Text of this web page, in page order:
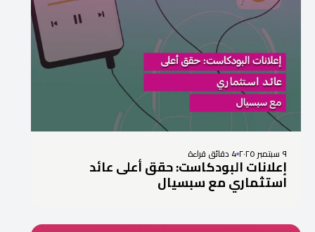
٩ سبتمبر ٢٠٢٥ 4 دقائق قراءة
إعلانات البودكاست: حقق أعلى عائد
استثماري مع سبسيال